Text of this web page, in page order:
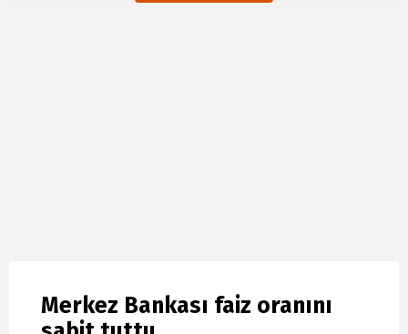
Merkez Bankası faiz oranını